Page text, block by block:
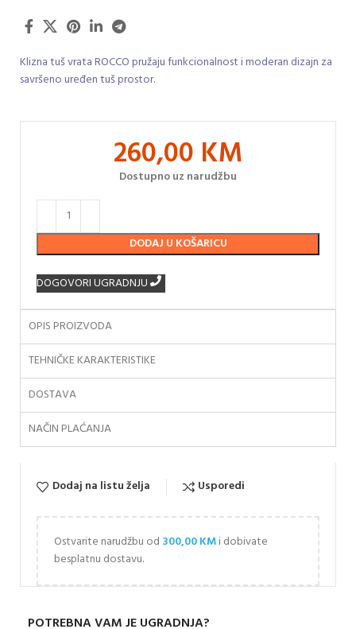
Klizna tuš vrata ROCCO pružaju funkcionalnost i moderan dizajn za
savršeno uređen tuš prostor.
260,00 KM
Dostupno uz narudžbu
DODAJ U KOŠARICU
DOGOVORI UGRADNJU
OPIS PROIZVODA
TEHNIČKE KARAKTERISTIKE
DOSTAVA
NAČIN PLAĆANJA
Dodaj na listu želja Usporedi
Ostvarite narudžbu od 300,00KMi dobivate
besplatnu dostavu.
POTREBNA VAM JE UGRADNJA?